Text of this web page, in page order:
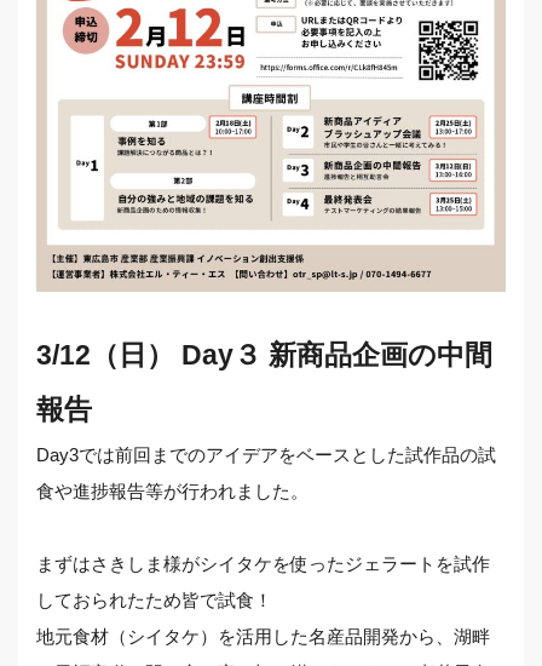
3/12（日） Day３ 新商品企画の中間
報告
Day3では前回までのアイデアをベースとした試作品の試
食や進捗報告等が行われました。
まずはさきしま様がシイタケを使ったジェラートを試作
しておられたため皆で試食！
地元食材（シイタケ）を活用した名産品開発から、湖畔